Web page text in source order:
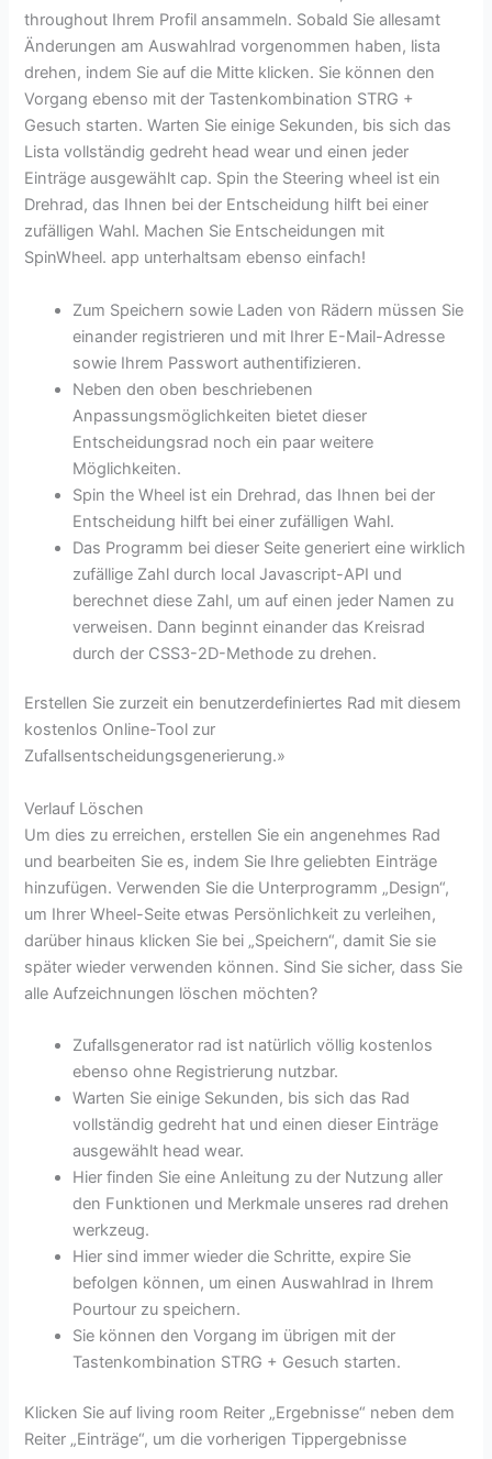
throughout Ihrem Profil ansammeln. Sobald Sie allesamt
Änderungen am Auswahlrad vorgenommen haben, lista
drehen, indem Sie auf die Mitte klicken. Sie können den
Vorgang ebenso mit der Tastenkombination STRG +
Gesuch starten. Warten Sie einige Sekunden, bis sich das
Lista vollständig gedreht head wear und einen jeder
Einträge ausgewählt cap. Spin the Steering wheel ist ein
Drehrad, das Ihnen bei der Entscheidung hilft bei einer
zufälligen Wahl. Machen Sie Entscheidungen mit
SpinWheel. app unterhaltsam ebenso einfach!
Zum Speichern sowie Laden von Rädern müssen Sie
einander registrieren und mit Ihrer E-Mail-Adresse
sowie Ihrem Passwort authentifizieren.
Neben den oben beschriebenen
Anpassungsmöglichkeiten bietet dieser
Entscheidungsrad noch ein paar weitere
Möglichkeiten.
Spin the Wheel ist ein Drehrad, das Ihnen bei der
Entscheidung hilft bei einer zufälligen Wahl.
Das Programm bei dieser Seite generiert eine wirklich
zufällige Zahl durch local Javascript-API und
berechnet diese Zahl, um auf einen jeder Namen zu
verweisen. Dann beginnt einander das Kreisrad
durch der CSS3-2D-Methode zu drehen.
Erstellen Sie zurzeit ein benutzerdefiniertes Rad mit diesem
kostenlos Online-Tool zur
Zufallsentscheidungsgenerierung.»
Verlauf Löschen
Um dies zu erreichen, erstellen Sie ein angenehmes Rad
und bearbeiten Sie es, indem Sie Ihre geliebten Einträge
hinzufügen. Verwenden Sie die Unterprogramm „Design“,
um Ihrer Wheel-Seite etwas Persönlichkeit zu verleihen,
darüber hinaus klicken Sie bei „Speichern“, damit Sie sie
später wieder verwenden können. Sind Sie sicher, dass Sie
alle Aufzeichnungen löschen möchten?
Zufallsgenerator rad ist natürlich völlig kostenlos
ebenso ohne Registrierung nutzbar.
Warten Sie einige Sekunden, bis sich das Rad
vollständig gedreht hat und einen dieser Einträge
ausgewählt head wear.
Hier finden Sie eine Anleitung zu der Nutzung aller
den Funktionen und Merkmale unseres rad drehen
werkzeug.
Hier sind immer wieder die Schritte, expire Sie
befolgen können, um einen Auswahlrad in Ihrem
Pourtour zu speichern.
Sie können den Vorgang im übrigen mit der
Tastenkombination STRG + Gesuch starten.
Klicken Sie auf living room Reiter „Ergebnisse“ neben dem
Reiter „Einträge“, um die vorherigen Tippergebnisse